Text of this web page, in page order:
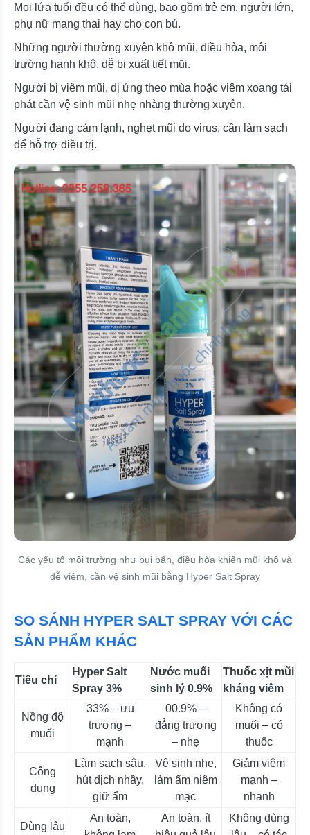
Mọi lứa tuổi đều có thể dùng, bao gồm trẻ em, người lớn,
phụ nữ mang thai hay cho con bú.
Những người thường xuyên khô mũi, điều hòa, môi
trường hanh khô, dễ bị xuất tiết mũi.
Người bị viêm mũi, dị ứng theo mùa hoặc viêm xoang tái
phát cần vệ sinh mũi nhẹ nhàng thường xuyên.
Người đang cảm lạnh, nghẹt mũi do virus, cần làm sạch
để hỗ trợ điều trị.
Các yếu tố môi trường như bụi bẩn, điều hòa khiến mũi khô và
dễ viêm, cần vệ sinh mũi bằng Hyper Salt Spray
SO SÁNH HYPER SALT SPRAY VỚI CÁC
SẢN PHẨM KHÁC
Tiêu chí
Hyper Salt
Spray 3%
Nước muối
sinh lý 0.9%
Thuốc xịt mũi
kháng viêm
Nồng độ
muối
33% – ưu
trương –
mạnh
00.9% –
đẳng trương
– nhẹ
Không có
muối – có
thuốc
Công
dụng
Làm sạch sâu,
hút dịch nhầy,
giữ ẩm
Vệ sinh nhẹ,
làm ẩm niêm
mạc
Giảm viêm
mạnh –
nhanh
Dùng lâu
An toàn,
An toàn, ít
Không dùng